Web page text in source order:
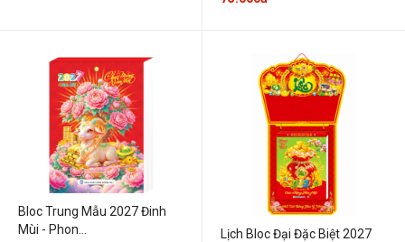
Bloc Trung Mẫu 2027 Đinh
Mùi - Phon...
Lịch Bloc Đại Đặc Biệt 2027